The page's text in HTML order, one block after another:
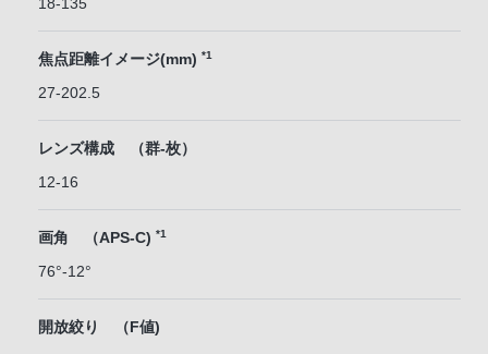
18-135
焦点距離イメージ(mm) *1
27-202.5
レンズ構成 （群-枚）
12-16
画角 （APS-C) *1
76°-12°
開放絞り （F値)